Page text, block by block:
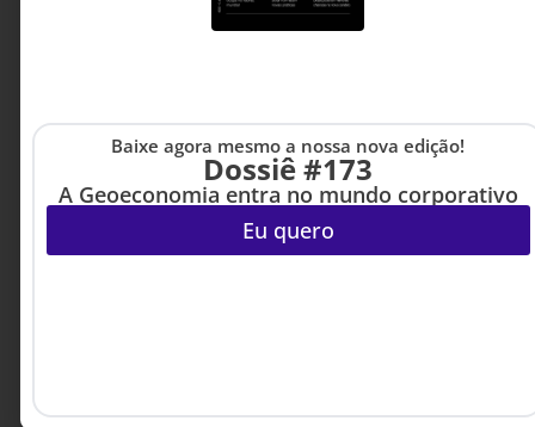
Baixe agora mesmo a nossa nova edição!
Dossiê #173
A Geoeconomia entra no mundo corporativo
Eu quero